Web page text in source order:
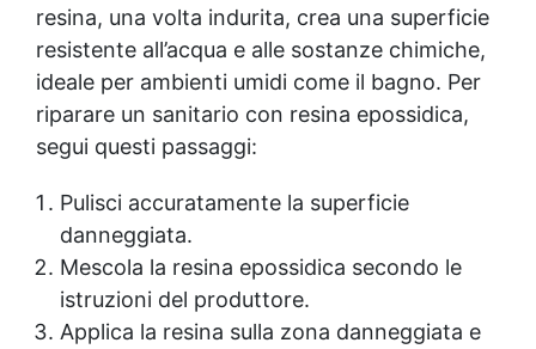
resina, una volta indurita, crea una superficie
resistente all’acqua e alle sostanze chimiche,
ideale per ambienti umidi come il bagno. Per
riparare un sanitario con resina epossidica,
segui questi passaggi:
Pulisci accuratamente la superficie
danneggiata.
Mescola la resina epossidica secondo le
istruzioni del produttore.
Applica la resina sulla zona danneggiata e